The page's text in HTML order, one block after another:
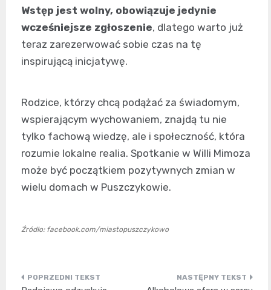
Wstęp jest wolny, obowiązuje jedynie
wcześniejsze zgłoszenie, dlatego warto już
teraz zarezerwować sobie czas na tę
inspirującą inicjatywę.
Rodzice, którzy chcą podążać za świadomym,
wspierającym wychowaniem, znajdą tu nie
tylko fachową wiedzę, ale i społeczność, która
rozumie lokalne realia. Spotkanie w Willi Mimoza
może być początkiem pozytywnych zmian w
wielu domach w Puszczykowie.
Źródło: facebook.com/miastopuszczykowo
Nawigacja